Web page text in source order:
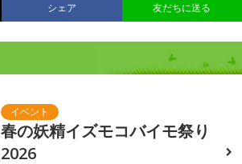
シェア 友だちに送る
春の妖精イズモコバイモ祭り
2026